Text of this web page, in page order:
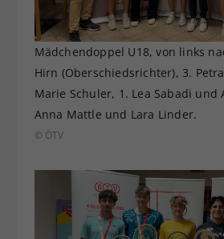
Mädchendoppel U18, von links
Hirn (Oberschiedsrichter), 3.
Marie Schuler, 1. Lea Sabadi und
Anna Mattle und Lara Linder.
© ÖTV